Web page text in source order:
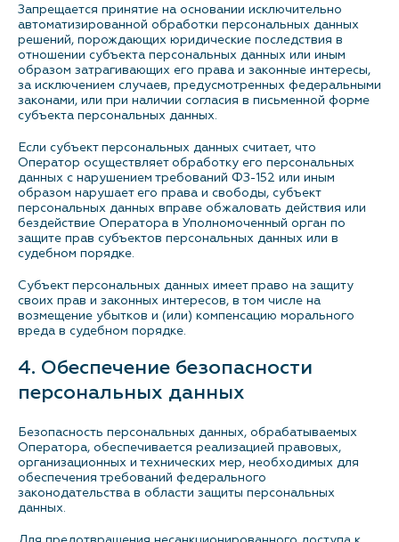
Запрещается принятие на основании исключительно
автоматизированной обработки персональных данных
решений, порождающих юридические последствия в
отношении субъекта персональных данных или иным
образом затрагивающих его права и законные интересы,
за исключением случаев, предусмотренных федеральными
законами, или при наличии согласия в письменной форме
субъекта персональных данных.
Если субъект персональных данных считает, что
Оператор осуществляет обработку его персональных
данных с нарушением требований ФЗ-152 или иным
образом нарушает его права и свободы, субъект
персональных данных вправе обжаловать действия или
бездействие Оператора в Уполномоченный орган по
защите прав субъектов персональных данных или в
судебном порядке.
Субъект персональных данных имеет право на защиту
своих прав и законных интересов, в том числе на
возмещение убытков и (или) компенсацию морального
вреда в судебном порядке.
4. Обеспечение безопасности
персональных данных
Безопасность персональных данных, обрабатываемых
Оператора, обеспечивается реализацией правовых,
организационных и технических мер, необходимых для
обеспечения требований федерального
законодательства в области защиты персональных
данных.